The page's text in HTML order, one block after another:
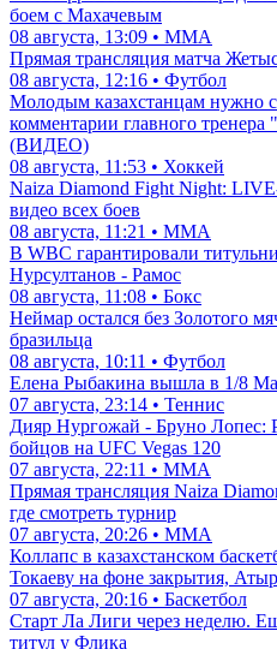
боем с Махачевым
08 августа, 13:09 • ММА
Прямая трансляция матча
08 августа, 12:16 • Футбол
Молодым казахстанцам нужно
комментарии главного
(ВИДЕО)
08 августа, 11:53 • Хоккей
Naiza Diamond Fight Night:
видео всех боев
08 августа, 11:21 • ММА
В WBC гарантировали
Нурсултанов - Рамос
08 августа, 11:08 • Бокс
Неймар остался без Золотого
бразильца
08 августа, 10:11 • Футбол
Елена Рыбакина вышла в 1/8
07 августа, 23:14 • Теннис
Дияр Нургожай - Бруно Лопес:
бойцов на UFC Vegas 120
07 августа, 22:11 • ММА
Прямая трансляция Naiza
где смотреть турнир
07 августа, 20:26 • ММА
Коллапс в казахстанском
Токаеву на фоне закрытия,
07 августа, 20:16 • Баскетбол
Старт Ла Лиги через неделю.
титул у Флика